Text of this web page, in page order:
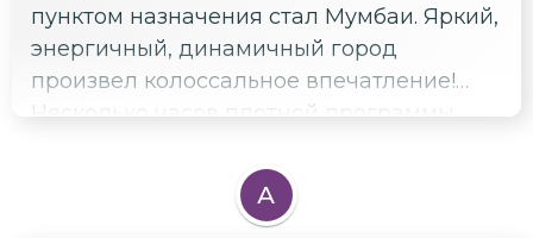
пунктом назначения стал Мумбаи. Яркий,
энергичный, динамичный город
произвел колоссальное впечатление!
Несколько часов плотной программы
атмосферу и лучше понять суть этой
необыкновенной страны. Буду
А